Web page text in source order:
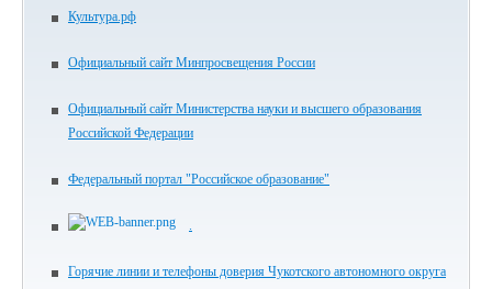
Культура.рф
Официальный сайт Минпросвещения России
Официальный сайт Министерства науки и высшего образования
Российской Федерации
Федеральный портал "Российское образование"
.
Горячие линии и телефоны доверия Чукотского автономного округа